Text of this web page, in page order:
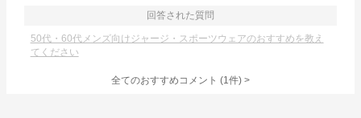
回答された質問
50代・60代メンズ向けジャージ・スポーツウェアのおすすめを教え
てください
全てのおすすめコメント (1件) >